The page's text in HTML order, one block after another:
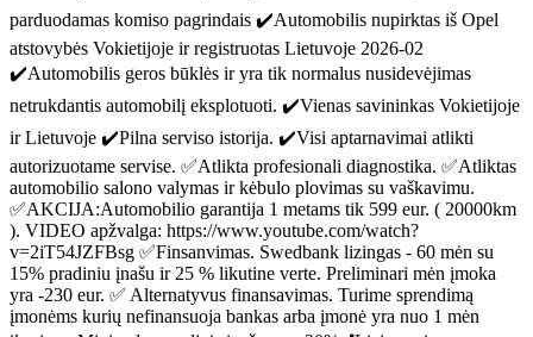
parduodamas komiso pagrindais ✔️Automobilis nupirktas iš Opel
atstovybės Vokietijoje ir registruotas Lietuvoje 2026-02
✔️Automobilis geros būklės ir yra tik normalus nusidevėjimas
netrukdantis automobilį eksplotuoti. ✔️Vienas savininkas Vokietijoje
ir Lietuvoje ✔️Pilna serviso istorija. ✔️Visi aptarnavimai atlikti
autorizuotame servise. ✅Atlikta profesionali diagnostika. ✅Atliktas
automobilio salono valymas ir kėbulo plovimas su vaškavimu.
✅AKCIJA:Automobilio garantija 1 metams tik 599 eur. ( 20000km
). VIDEO apžvalga: https://www.youtube.com/watch?
v=2iT54JZFBsg ✅Finsanvimas. Swedbank lizingas - 60 mėn su
15% pradiniu įnašu ir 25 % likutine verte. Preliminari mėn įmoka
yra -230 eur. ✅ Alternatyvus finansavimas. Turime sprendimą
įmonėms kurių nefinansuoja bankas arba įmonė yra nuo 1 mėn